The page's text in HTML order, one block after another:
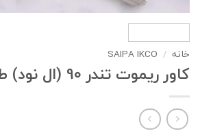
خانه /
SAIPA IKCO
کاور ریموت تندر 90 (ال نود) طرح آتن